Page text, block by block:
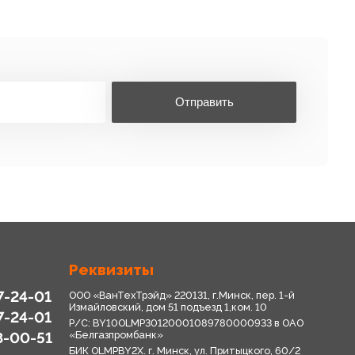
Отправить
24-01
24-01
00-51
Реквизиты
ООО «ВанТехТрэйд» 220131, г.Минск, пер. 1-й
Измайловский, дом 51 подъезд 1,ком. 10
Р/С: BY10OLMP30120001089780000933 в OАО
«Белгазпромбанк»
БИК OLMPBY2X. г. Минск, ул. Притыцкого, 60/2